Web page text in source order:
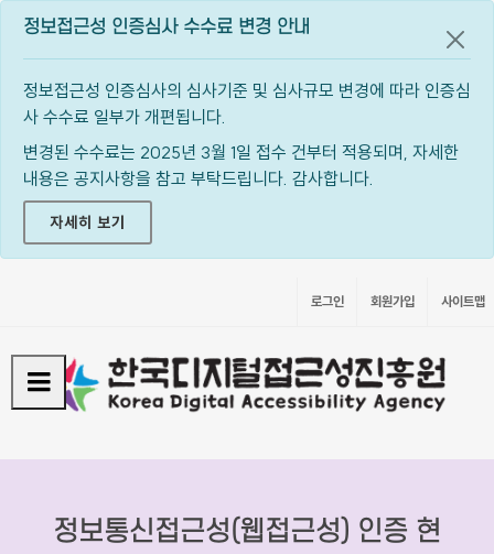
정보접근성 인증심사 수수료 변경 안내
정보접근성 인증심사의 심사기준 및 심사규모 변경에 따라 인증심
사 수수료 일부가 개편됩니다.
변경된 수수료는 2025년 3월 1일 접수 건부터 적용되며, 자세한
내용은 공지사항을 참고 부탁드립니다. 감사합니다.
자세히 보기
공지
로그인 회원가입 사이트맵
정보통신접근성(웹접근성) 인증 현